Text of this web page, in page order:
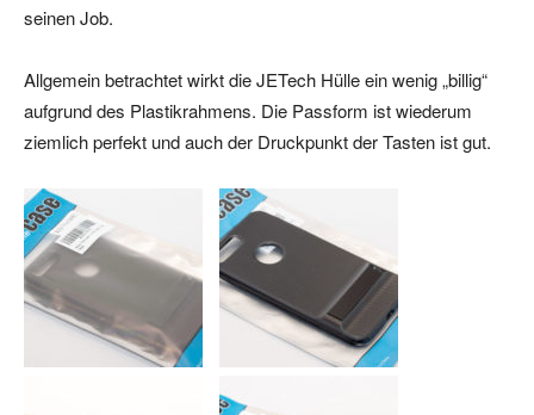
seinen Job.
Allgemein betrachtet wirkt die JETech Hülle ein wenig „billig“
aufgrund des Plastikrahmens. Die Passform ist wiederum
ziemlich perfekt und auch der Druckpunkt der Tasten ist gut.